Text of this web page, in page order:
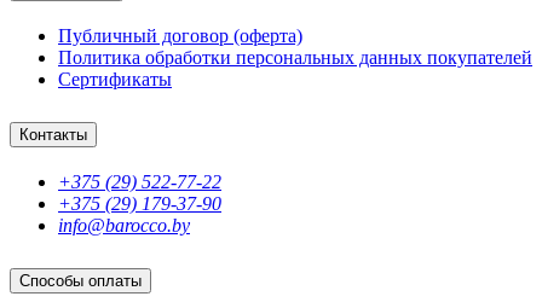
Публичный договор (оферта)
Политика обработки персональных данных покупателей
Сертификаты
Контакты
+375 (29) 522-77-22
+375 (29) 179-37-90
info@barocco.by
Способы оплаты